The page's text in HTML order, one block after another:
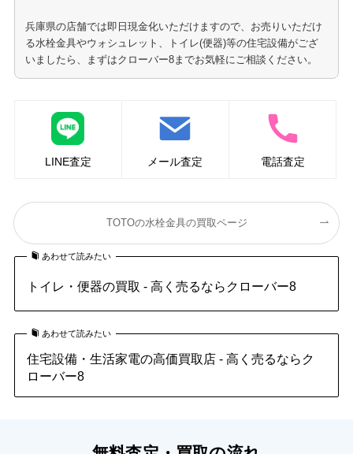
兵庫県の店舗では即日現金化いただけますので、お売りいただけ
る水栓金具やウォシュレット、トイレ(便器)等の住宅設備がござ
いましたら、まずはクローバー8までお気軽にご相談ください。
LINE査定 メール査定 電話査定
TOTOの水栓金具の買取ページ
あわせて読みたい
トイレ・便器の買取 - 高く売るならクローバー8
あわせて読みたい
住宅設備・生活家電の高価買取店 - 高く売るならク
ローバー8